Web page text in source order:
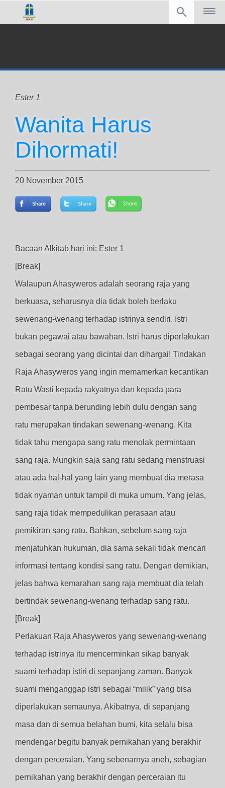
Ester 1
Wanita Harus
Dihormati!
20 November 2015
Bacaan Alkitab hari ini: Ester 1
[Break]
Walaupun Ahasyweros adalah seorang raja yang
berkuasa, seharusnya dia tidak boleh berlaku
sewenang-wenang terhadap istrinya sendiri. Istri
bukan pegawai atau bawahan. Istri harus diperlakukan
sebagai seorang yang dicintai dan dihargai! Tindakan
Raja Ahasyweros yang ingin memamerkan kecantikan
Ratu Wasti kepada rakyatnya dan kepada para
pembesar tanpa berunding lebih dulu dengan sang
ratu merupakan tindakan sewenang-wenang. Kita
tidak tahu mengapa sang ratu menolak permintaan
sang raja. Mungkin saja sang ratu sedang menstruasi
atau ada hal-hal yang lain yang membuat dia merasa
tidak nyaman untuk tampil di muka umum. Yang jelas,
sang raja tidak mempedulikan perasaan atau
pemikiran sang ratu. Bahkan, sebelum sang raja
menjatuhkan hukuman, dia sama sekali tidak mencari
informasi tentang kondisi sang ratu. Dengan demikian,
jelas bahwa kemarahan sang raja membuat dia telah
bertindak sewenang-wenang terhadap sang ratu.
[Break]
Perlakuan Raja Ahasyweros yang sewenang-wenang
terhadap istrinya itu mencerminkan sikap banyak
suami terhadap istiri di sepanjang zaman. Banyak
suami menganggap istri sebagai “milik” yang bisa
diperlakukan semaunya. Akibatnya, di sepanjang
masa dan di semua belahan bumi, kita selalu bisa
mendengar begitu banyak pernikahan yang berakhir
dengan perceraian. Yang sebenarnya aneh, sebagian
pernikahan yang berakhir dengan perceraian itu